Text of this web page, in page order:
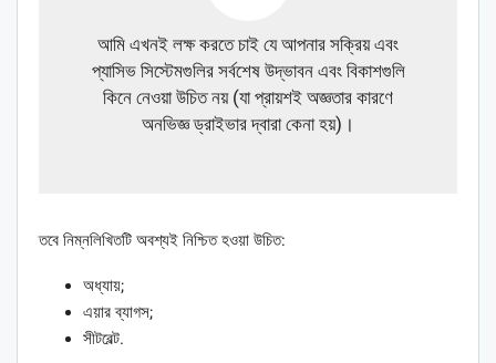
আমি এখনই লক্ষ করতে চাই যে আপনার সক্রিয় এবং
প্যাসিভ সিস্টেমগুলির সর্বশেষ উদ্ভাবন এবং বিকাশগুলি
কিনে নেওয়া উচিত নয় (যা প্রায়শই অজ্ঞতার কারণে
অনভিজ্ঞ ড্রাইভার দ্বারা কেনা হয়)।
তবে নিম্নলিখিতটি অবশ্যই নিশ্চিত হওয়া উচিত:
অধ্যায়;
এয়ার ব্যাগস;
সীটবেল্ট.